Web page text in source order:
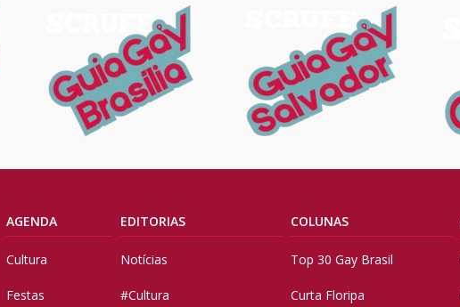
AGENDA
Cultura
Festas
EDITORIAS
Notícias
#Cultura
COLUNAS
Top 30 Gay Brasil
Curta Floripa